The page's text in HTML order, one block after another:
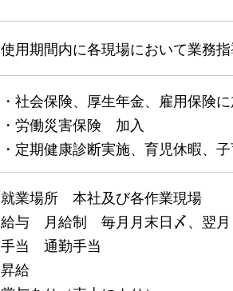
使用期間内に各現場において業務指
・社会保険、厚生年金、雇用保険に
・労働災害保険 加入
・定期健康診断実施、育児休暇、
就業場所 本社及び各作業現場
給与 月給制 毎月月末日〆、翌月
手当 通勤手当
昇給